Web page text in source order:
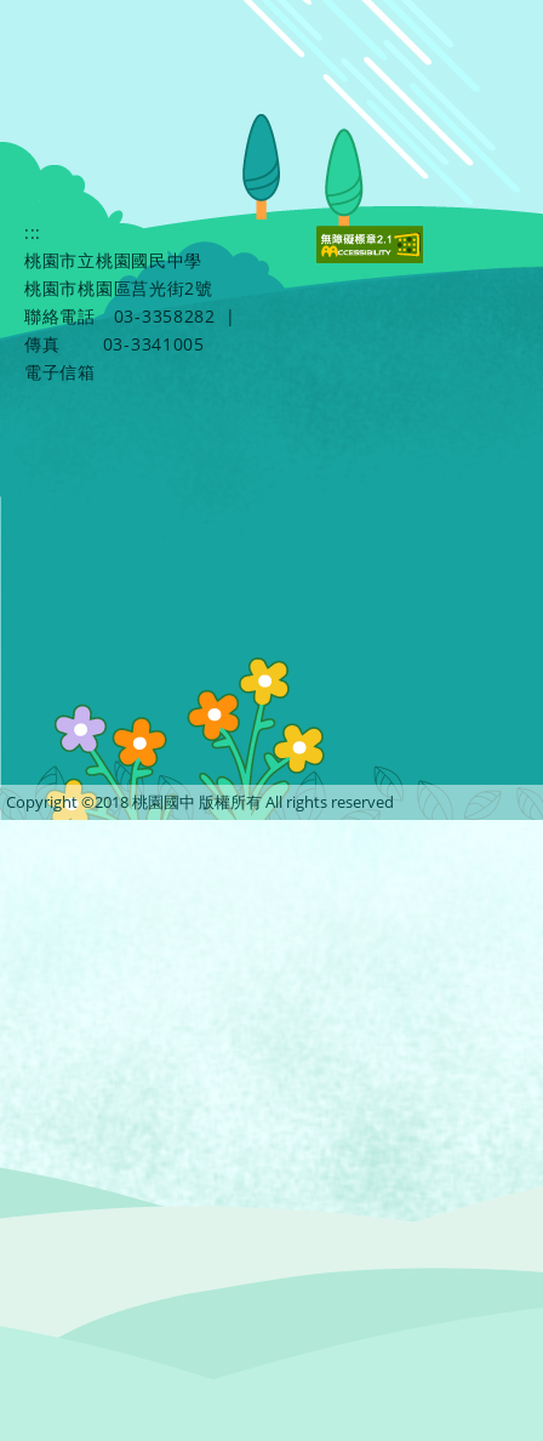
:::
桃園市立桃園國民中學
桃園市桃園區莒光街2號
聯絡電話
03-3358282
|
傳真
03-3341005
電子信箱
Copyright ©2018 桃園國中 版權所有 All rights reserved